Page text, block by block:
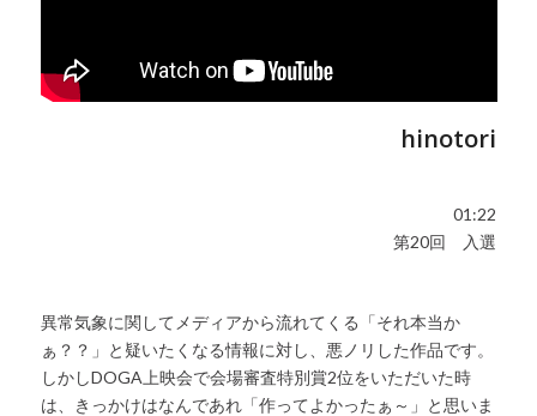
hinotori
01:22
第20回 入選
異常気象に関してメディアから流れてくる「それ本当か
ぁ？？」と疑いたくなる情報に対し、悪ノリした作品です。
しかしDOGA上映会で会場審査特別賞2位をいただいた時
は、きっかけはなんであれ「作ってよかったぁ～」と思いま